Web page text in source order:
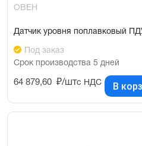
ОВЕН
Датчик уровня поплавковый
Под заказ
Срок производства 5 дней
64 879,60 ₽/штс НДС В